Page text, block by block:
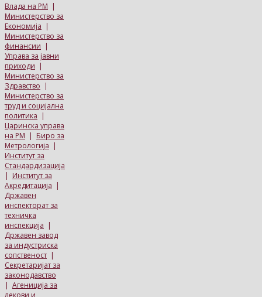
Влада на РМ |
Министерство за
Економија |
Министерство за
финансии |
Управа за јавни
приходи |
Министерство за
Здравство |
Министерство за
труд и социјална
политика |
Царинска управа
на РМ | Биро за
Метрологија |
Институт за
Стандардизација
| Институт за
Акредитација |
Државен
инспекторат за
техничка
инспекција |
Државен завод
за индустриска
сопственост |
Секретаријат за
законодавство
| Агениција за
лекови и